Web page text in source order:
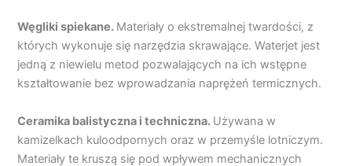
Węgliki spiekane. Materiały o ekstremalnej twardości, z
których wykonuje się narzędzia skrawające. Waterjet jest
jedną z niewielu metod pozwalających na ich wstępne
kształtowanie bez wprowadzania naprężeń termicznych.
Ceramika balistyczna i techniczna. Używana w
kamizelkach kuloodpornych oraz w przemyśle lotniczym.
Materiały te kruszą się pod wpływem mechanicznych